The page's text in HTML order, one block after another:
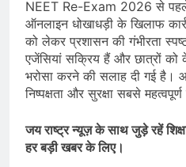
NEET Re-Exam 2026 से
ऑनलाइन धोखाधड़ी के खिलाफ
को लेकर प्रशासन की गंभीरता
एजेंसियां सक्रिय हैं और छात्रों
भरोसा करने की सलाह दी गई है।
निष्पक्षता और सुरक्षा सबसे
जय राष्ट्र न्यूज़ के साथ जुड़े रहें
हर बड़ी खबर के लिए।